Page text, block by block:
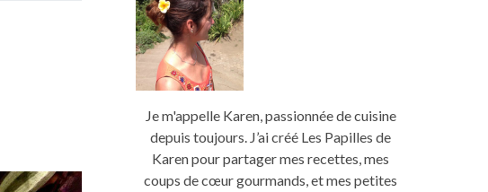
Je m'appelle Karen, passionnée de cuisine
depuis toujours. J’ai créé Les Papilles de
Karen pour partager mes recettes, mes
coups de cœur gourmands, et mes petites